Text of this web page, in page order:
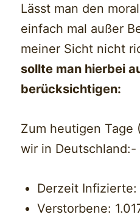
Lässt man den
einfach mal außer
meiner Sicht nicht
sollte man hierbei
berücksichtigen:
Zum heutigen Tage
wir in Deutschland:-
Derzeit
Verstorbene: